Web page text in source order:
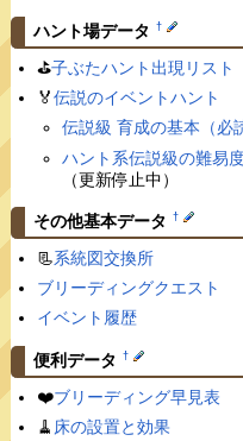
ハント場データ †
⛳️子ぶたハント出現リスト
🏅伝説のイベントハント
伝説級 育成の基本（必
ハント系伝説級の難易
（更新停止中）
その他基本データ †
📃系統図交換所
ブリーディングクエスト
イベント履歴
便利データ †
❤️ブリーディング早見表
🧹 床の設置と効果